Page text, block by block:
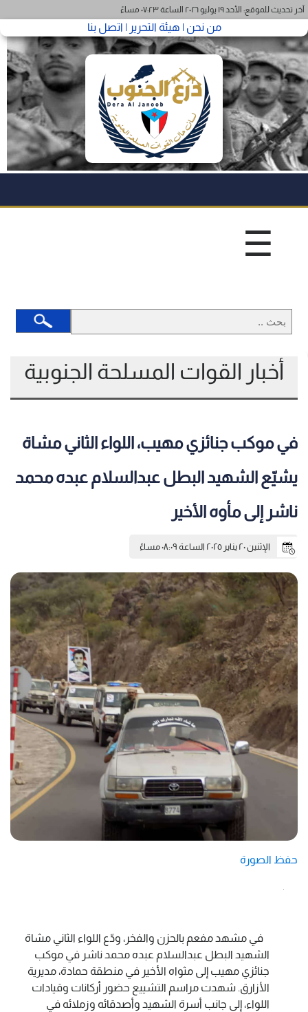
آخر تحديث للموقع: الأحد ١٩ يوليو ٢٠٢٦ الساعة ٠٧:٢٣ مساءً
من نحن | هيئة التحرير | اتصل بنا
☰
أخبار القوات المسلحة الجنوبية
في موكب جنائزي مهيب، اللواء الثاني مشاة
يشيّع الشهيد البطل عبدالسلام عبده محمد
ناشر إلى مأوه الأخير
الإثنين ٢٠ يناير ٢٠٢٥ الساعة ٠٨:٠٩ مساءً
حفظ الصورة
في مشهد مفعم بالحزن والفخر، ودّع اللواء الثاني مشاة
الشهيد البطل عبدالسلام عبده محمد ناشر في موكب
جنائزي مهيب إلى مثواه الأخير في منطقة حمادة، مديرية
الأزارق. شهدت مراسم التشييع حضور أركانات وقيادات
اللواء، إلى جانب أسرة الشهيد وأصدقائه وزملائه في